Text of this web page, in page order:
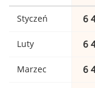
Styczeń 6
Luty 6
Marzec 6